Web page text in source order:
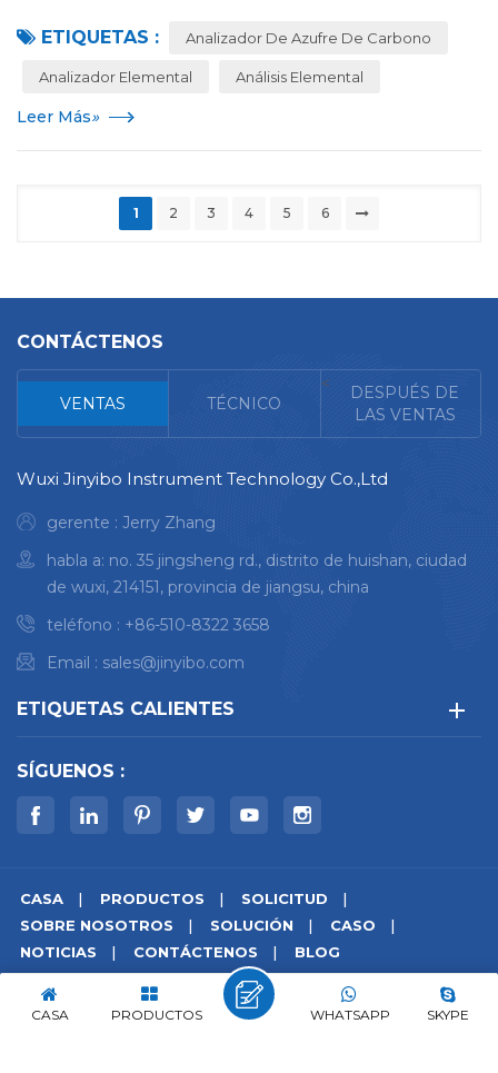
alimentos miden s...
ETIQUETAS : Analizador De Azufre De Carbono
Analizador Elemental Análisis Elemental
Leer Más»
1 2 3 4 5 6
CONTÁCTENOS
VENTAS TÉCNICO
<
DESPUÉS DE
LAS VENTAS
Wuxi Jinyibo Instrument Technology Co.,Ltd
gerente : Jerry Zhang
habla a: no. 35 jingsheng rd., distrito de huishan, ciudad
de wuxi, 214151, provincia de jiangsu, china
teléfono : +86-510-8322 3658
Email : sales@jinyibo.com
ETIQUETAS CALIENTES
SÍGUENOS :
CASA PRODUCTOS
SOLICITUD
SOBRE NOSOTROS
SOLUCIÓN
CASO
NOTICIAS
CONTÁCTENOS
BLOG
© derechos de autor © 2026 Wuxi Jinyibo Instrument
Technology Co.,Ltd todos los derechos reservados.
CASA PRODUCTOS SKYPE
WHATSAPP